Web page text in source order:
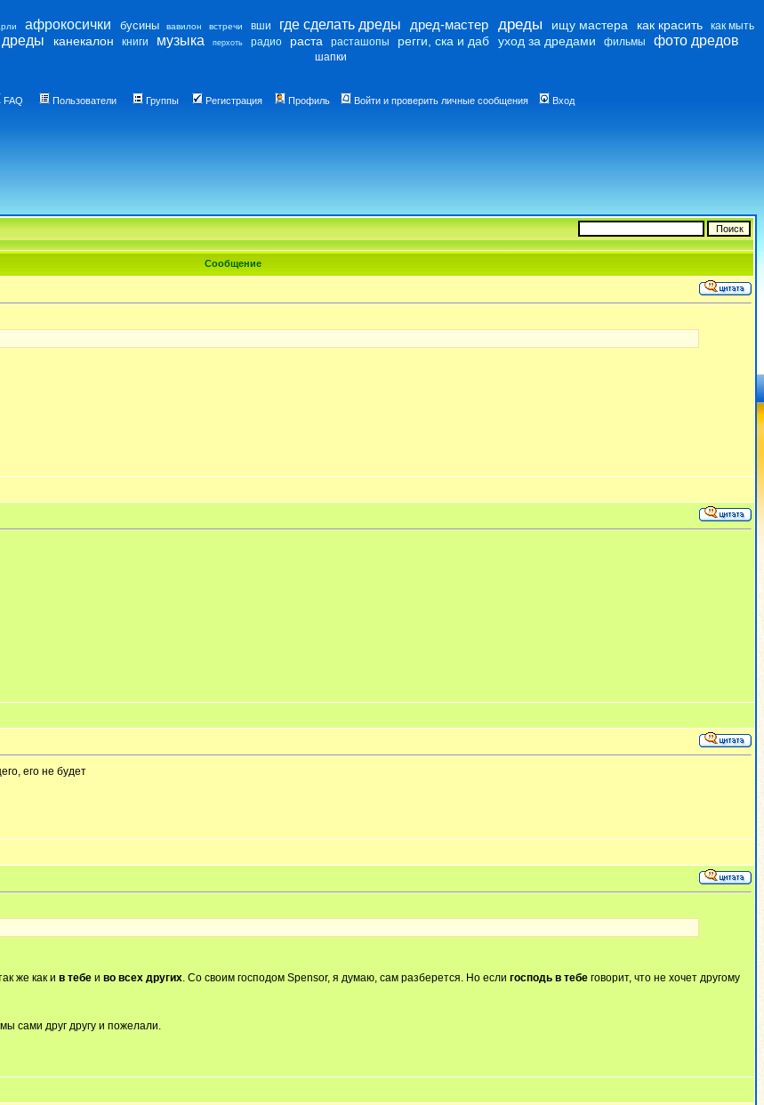
афрокосички бусины вавилон встречи вши где сделать дреды дред-мастер дреды ищу мастера как красить как мыть
дреды канекалон книги музыка перхоть радио раста расташопы регги, ска и даб уход за дредами фильмы фото дредов
шапки
FAQ Пользователи Группы Регистрация Профиль Войти и проверить личные сообщения Вход
Сообщение
его не будет
же как и в тебе и во всех других. Со своим господом Spensor, я думаю, сам разберется. Но если господь в тебе говорит, что не хочет другому
сами друг другу и пожелали.